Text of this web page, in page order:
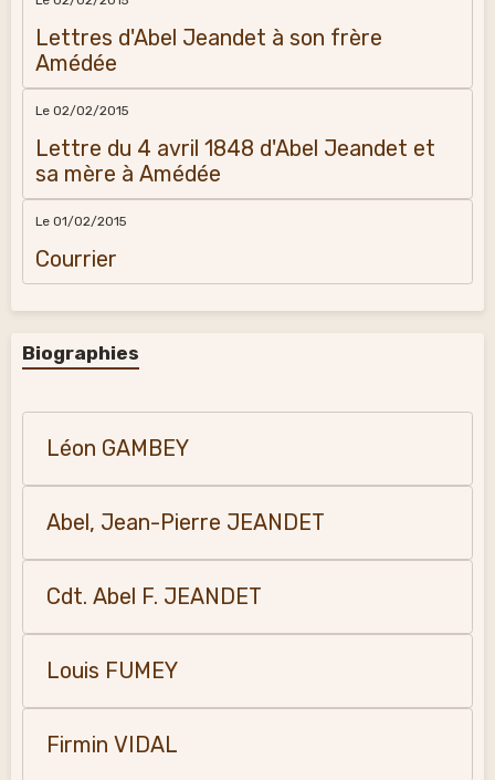
Lettres d'Abel Jeandet à son frère
Amédée
Le 02/02/2015
Lettre du 4 avril 1848 d'Abel Jeandet et
sa mère à Amédée
Le 01/02/2015
Courrier
Biographies
Léon GAMBEY
Abel, Jean-Pierre JEANDET
Cdt. Abel F. JEANDET
Louis FUMEY
Firmin VIDAL